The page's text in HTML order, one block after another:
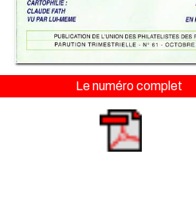
Le numéro complet